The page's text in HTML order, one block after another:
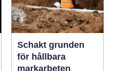
Schakt grunden
för hållbara
markarbeten